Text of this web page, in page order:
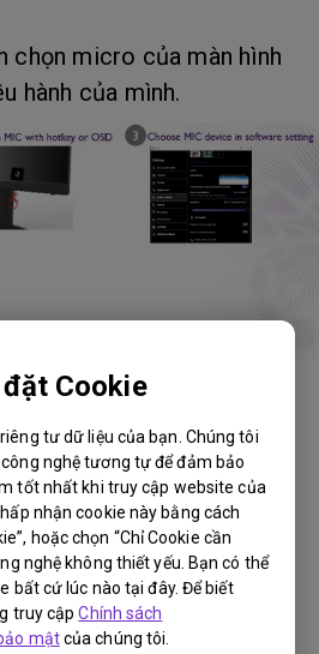
Cookie
tư dữ liệu của bạn. Chúng tôi
nghệ tương tự để đảm bảo
tốt nhất khi truy cập website của
nhận cookie này bằng cách
hoặc chọn “Chỉ Cookie cần
nghệ không thiết yếu. Bạn có thể
bất cứ lúc nào tại đây. Để biết
truy cậpChính sách
mậtcủa chúng tôi.
chọn micro của màn hình
hành của mình.
phù hợp